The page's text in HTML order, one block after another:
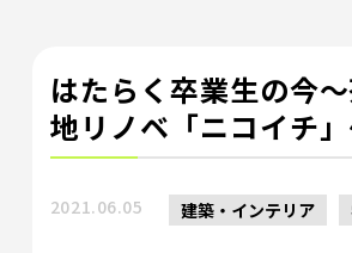
はたらく卒業生の今
地リノベ「ニコイチ
2021.06.05 建築・インテリア